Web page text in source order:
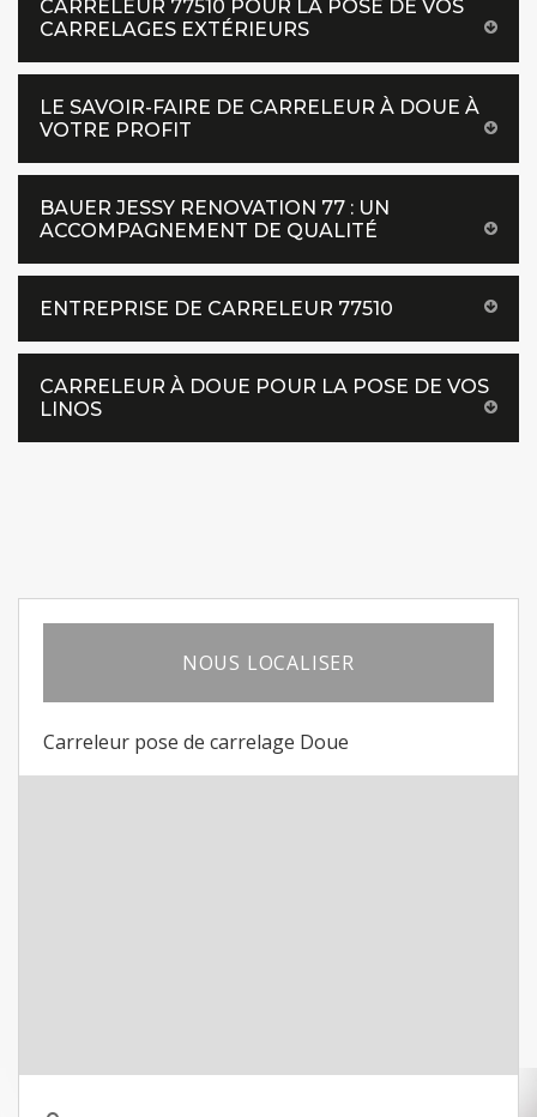
CARRELEUR 77510 POUR LA POSE DE VOS
CARRELAGES EXTÉRIEURS
LE SAVOIR-FAIRE DE CARRELEUR À DOUE À
VOTRE PROFIT
BAUER JESSY RENOVATION 77 : UN
ACCOMPAGNEMENT DE QUALITÉ
ENTREPRISE DE CARRELEUR 77510
CARRELEUR À DOUE POUR LA POSE DE VOS
LINOS
NOUS LOCALISER
Carreleur pose de carrelage Doue